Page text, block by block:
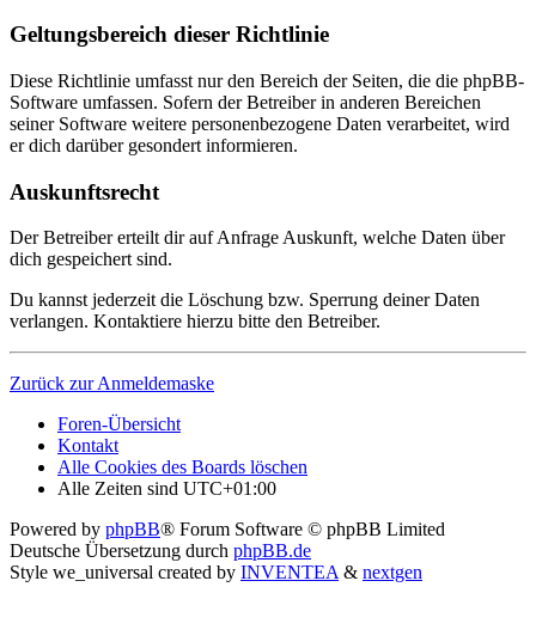
Geltungsbereich dieser Richtlinie
Diese Richtlinie umfasst nur den Bereich der Seiten, die die phpBB-
Software umfassen. Sofern der Betreiber in anderen Bereichen
seiner Software weitere personenbezogene Daten verarbeitet, wird
er dich darüber gesondert informieren.
Auskunftsrecht
Der Betreiber erteilt dir auf Anfrage Auskunft, welche Daten über
dich gespeichert sind.
Du kannst jederzeit die Löschung bzw. Sperrung deiner Daten
verlangen. Kontaktiere hierzu bitte den Betreiber.
Zurück zur Anmeldemaske
Foren-Übersicht
Kontakt
Alle Cookies des Boards löschen
Alle Zeiten sind UTC+01:00
Powered by phpBB® Forum Software © phpBB Limited
Deutsche Übersetzung durch phpBB.de
Style we_universal created by INVENTEA & nextgen